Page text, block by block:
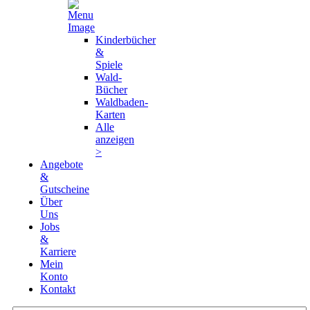
Kinderbücher
&
Spiele
Wald-
Bücher
Waldbaden-
Karten
Alle
anzeigen
>
Angebote
&
Gutscheine
Über
Uns
Jobs
&
Karriere
Mein
Konto
Kontakt